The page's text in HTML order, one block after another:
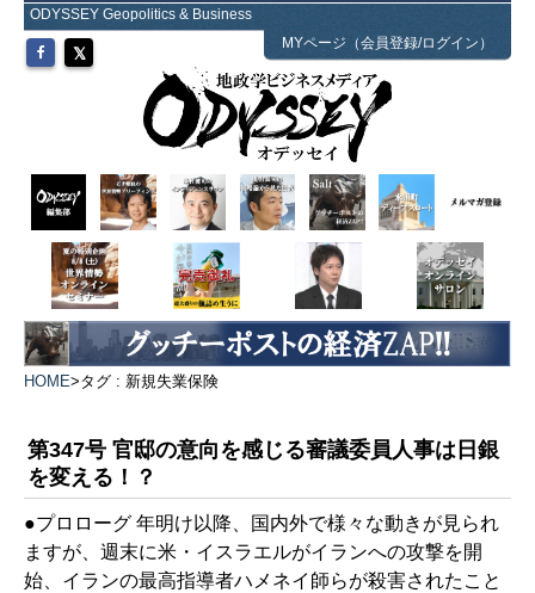
ODYSSEY Geopolitics & Business
MYページ（会員登録/ログイン）
HOME>タグ : 新規失業保険
第347号 官邸の意向を感じる審議委員人事は日銀
を変える！？
●プロローグ 年明け以降、国内外で様々な動きが見られ
ますが、週末に米・イスラエルがイランへの攻撃を開
始、イランの最高指導者ハメネイ師らが殺害されたこと